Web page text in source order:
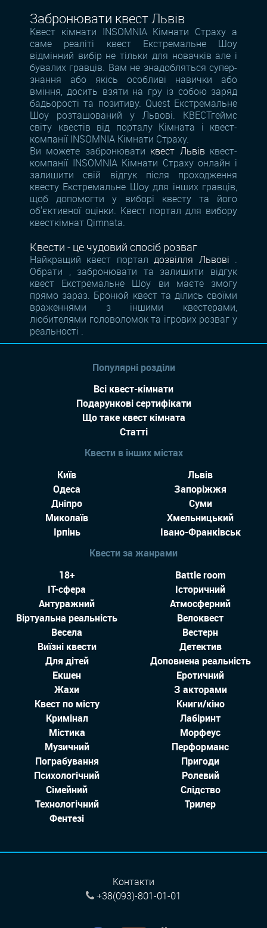
Забронювати квест Львів
Квест кімнати INSOMNIA Кімнати Страху а
саме реаліті квест Екстремальне Шоу
відмінний вибір не тільки для новачків але і
бувалих гравців. Вам не знадобляться супер-
знання або якісь особливі навички або
вміння, досить взяти на гру із собою заряд
бадьорості та позитиву. Quest Екстремальне
Шоу розташований у Львові. КВЕСТгеймс
світу квестів від порталу Кімната і квест-
компанії INSOMNIA Кімнати Страху.
Ви можете забронювати квест Львів квест-
компанії INSOMNIA Кімнати Страху онлайн і
залишити свій відгук після проходження
квесту Екстремальне Шоу для інших гравців,
щоб допомогти у виборі квесту та його
об'єктивної оцінки. Квест портал для вибору
квесткімнат Qimnata.
Квести - це чудовий спосіб розваг
Найкращий квест порталдозвілля Львові .
Обрати , забронювати та залишити відгук
квест Екстремальне Шоу ви маєте змогу
прямо зараз. Бронюй квест та ділись своїми
враженнями з іншими квестерами,
любителями головоломок та ігрових розваг у
реальності .
Популярні розділи
Всі квест-кімнати
Подарункові сертифікати
Що таке квест кімната
Статті
Квести в інших містах
Київ
Львів
Одеса
Запоріжжя
Дніпро
Суми
Миколаїв
Хмельницький
Ірпінь
Івано-Франківськ
Квести за жанрами
18+
Battle room
IT-сфера
Історичний
Антуражний
Атмосферний
Віртуальна реальність
Велоквест
Весела
Вестерн
Виїзні квести
Детектив
Для дітей
Доповнена реальність
Екшен
Еротичний
Жахи
З акторами
Квест по місту
Книги/кіно
Кримінал
Лабіринт
Містика
Морфеус
Музичний
Перформанс
Пограбування
Пригоди
Психологічний
Ролевий
Сімейний
Слідство
Технологiчний
Трилер
Фентезі
Контакти
+38(093)-801-01-01